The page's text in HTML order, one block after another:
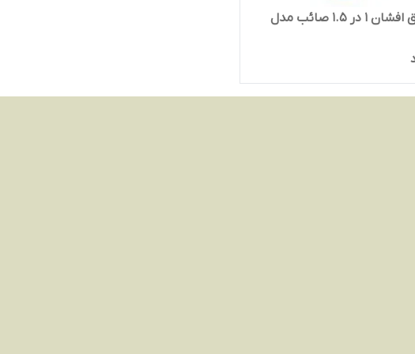
سیم برق افشان 1 در 1.5 صائب مدل